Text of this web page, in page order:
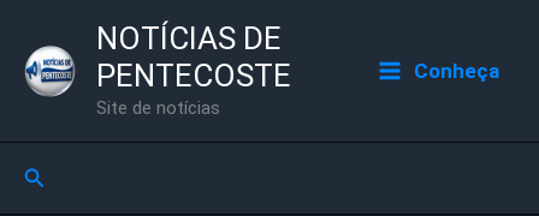
para
NOTÍCIAS DE
PENTECOSTE
Site de notícias
Conheça
Pesquisar